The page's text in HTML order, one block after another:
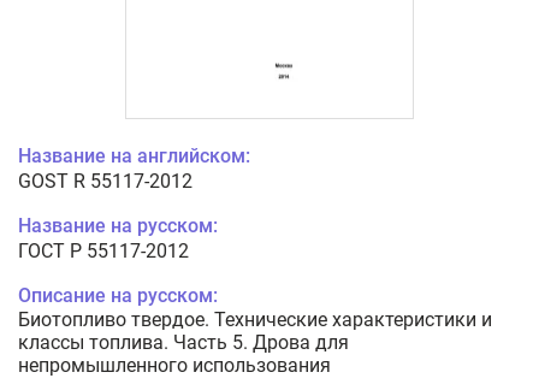
Название на английском:
GOST R 55117-2012
Название на русском:
ГОСТ Р 55117-2012
Описание на русском:
Биотопливо твердое. Технические характеристики и
классы топлива. Часть 5. Дрова для
непромышленного использования